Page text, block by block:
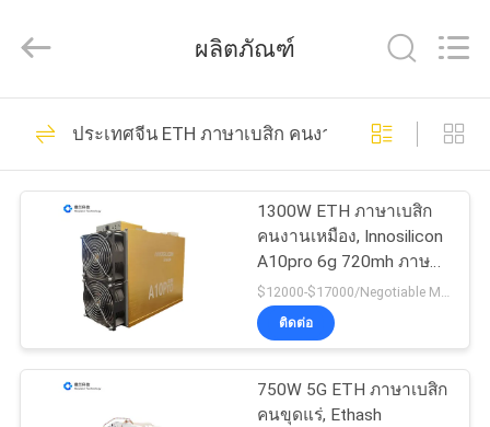
บ้าน
สินค้า
กับ
ภาษา
ก
btcminerasic.com.
นักขุด ภาษาเบสิก
BTC
36
Antคนขุดแร่ BTC คน
44
ผลิตภัณฑ์
ประเทศจีน ETH ภาษาเบสิก คนงานเหมือง
1300W ETH ภาษาเบสิก
คนงานเหมือง, Innosilicon
A10pro 6g 720mh ภาษา
เบสิก คนงานเหมือง
$12000-$17000/Negotiable MOQ:10 ขั้นตอน
ติดต่อ
750W 5G ETH ภาษาเบสิก
คนขุดแร่, Ethash